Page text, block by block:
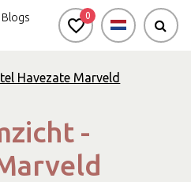
Blogs 0
Havezate Marveld
-